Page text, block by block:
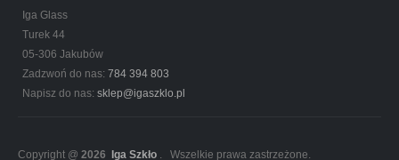
Iga Glass
Turek 44
05-306 Jakubów
Zadzwoń do nas: 784 394 803
Napisz do nas: sklep@igaszklo.pl
Copyright @ 2026 Iga Szkło . Wszelkie prawa zastrzeżone.